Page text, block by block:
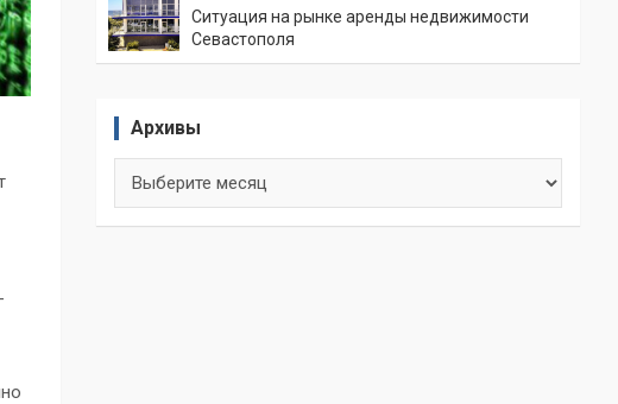
Ситуация на рынке аренды недвижимости
Севастополя
Архивы